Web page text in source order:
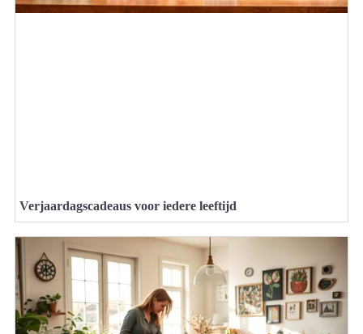
Verjaardagscadeaus voor iedere leeftijd